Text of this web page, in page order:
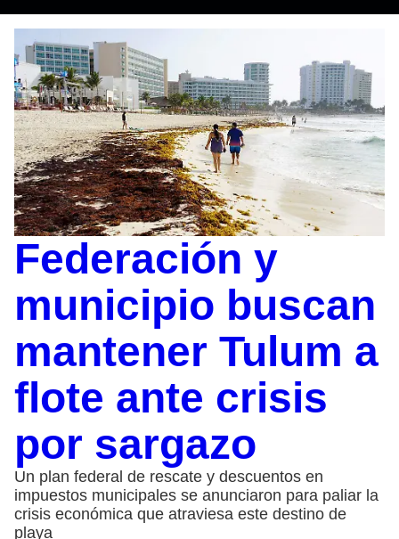
Federación y
municipio buscan
mantener Tulum a
flote ante crisis
por sargazo
Un plan federal de rescate y descuentos en
impuestos municipales se anunciaron para paliar la
crisis económica que atraviesa este destino de
playa